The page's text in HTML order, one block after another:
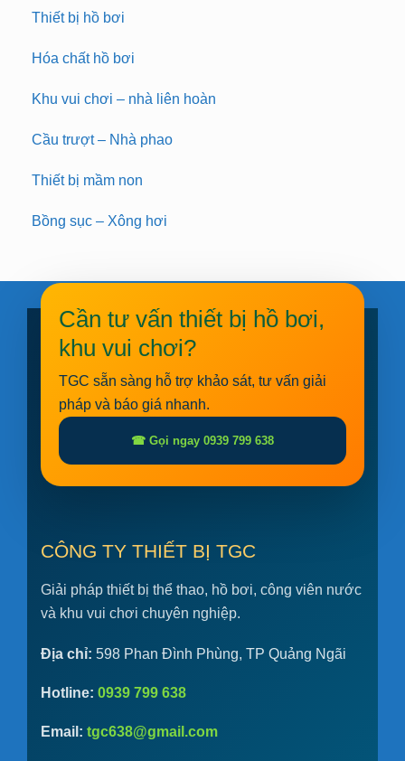
Thiết bị hồ bơi
Hóa chất hồ bơi
Khu vui chơi – nhà liên hoàn
Cầu trượt – Nhà phao
Thiết bị mầm non
Bồng sục – Xông hơi
Cần tư vấn thiết bị hồ bơi,
khu vui chơi?
TGC sẵn sàng hỗ trợ khảo sát, tư vấn giải
pháp và báo giá nhanh.
☎ Gọi ngay 0939 799 638
CÔNG TY THIẾT BỊ TGC
Giải pháp thiết bị thể thao, hồ bơi, công viên nước
và khu vui chơi chuyên nghiệp.
Địa chỉ: 598 Phan Đình Phùng, TP Quảng Ngãi
Hotline: 0939 799 638
Email: tgc638@gmail.com